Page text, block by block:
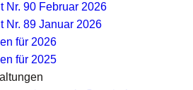
Nr. 90 Februar 2026
Nr. 89 Januar 2026
für 2026
für 2025